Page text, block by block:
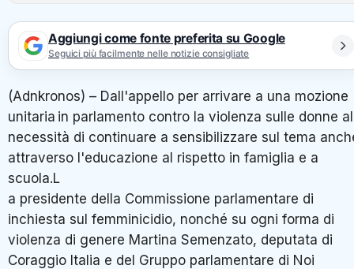
Aggiungi come fonte preferita su Google
Seguici più facilmente nelle notizie consigliate
(Adnkronos) – Dall'appello per arrivare a una mozione
unitaria in parlamento contro la violenza sulle donne
necessità di continuare a sensibilizzare sul tema
attraverso l'educazione al rispetto in famiglia e a
scuola.L
a presidente della Commissione parlamentare di
inchiesta sul femminicidio, nonché su ogni forma di
violenza di genere Martina Semenzato, deputata di
Coraggio Italia e del Gruppo parlamentare di Noi